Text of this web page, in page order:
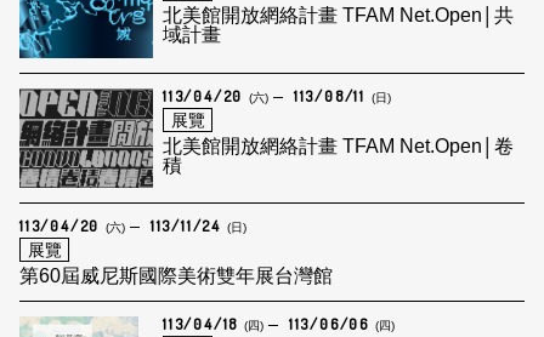
北美館開放網絡計畫 TFAM Net.Open│共
域計畫
113/04/20 (六) 113/08/11 (日)
展覽
北美館開放網絡計畫 TFAM Net.Open│卷
積
113/04/20 (六) 113/11/24 (日)
展覽
第60屆威尼斯國際美術雙年展台灣館
113/04/18 (四) 113/06/06 (四)